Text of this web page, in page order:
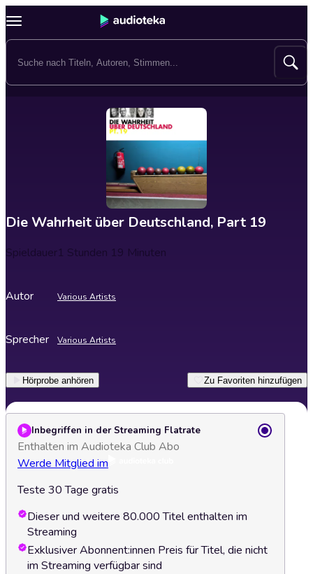
Die Wahrheit über Deutschland, Part 19
Spieldauer1 Stunden 19 Minuten
Autor Various Artists
Sprecher Various Artists
Hörprobe anhören Zu Favoriten hinzufügen
Inbegriffen in der Streaming Flatrate
Enthalten im Audioteka Club Abo
Werde Mitglied im
Teste 30 Tage gratis
Dieser und weitere 80.000 Titel enthalten im
Streaming
Exklusiver Abonnent:innen Preis für Titel, die nicht
im Streaming verfügbar sind